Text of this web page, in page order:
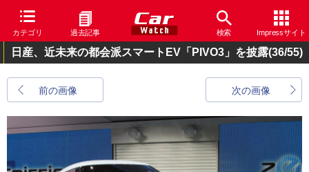
カテゴリ 過去記事 検索 Impressサイト
日産、近未来の都会派スマートEV「PIVO3」を披露(36/55)
前の画像 次の画像